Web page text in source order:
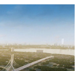
giải bài toán hạ tầng
chiến lược và cuộc
lai phát triển bền